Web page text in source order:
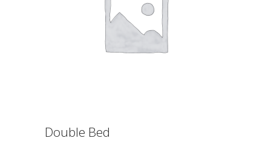
ΠΡΟΣΘΉΚΗ ΣΤΟ ΚΑΛΆΘΙ
Double Bed